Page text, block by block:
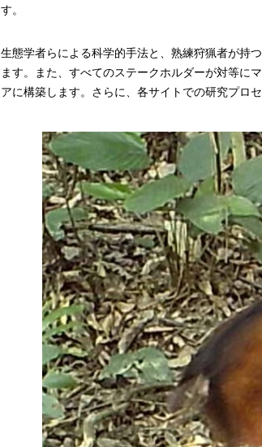
す。
生態学者らによる科学的手法と、熟練狩猟者が持
ます。また、すべてのステークホルダーが対等に
アに構築します。さらに、各サイトでの研究プロ